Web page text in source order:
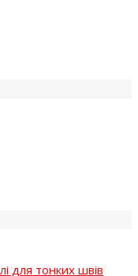
для тонких швів